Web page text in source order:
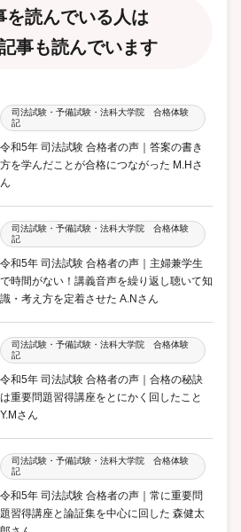
を読んでいる人は
事も読んでいます
司法試験・予備試験・法科大学院 合格体験
記
令和5年 司法試験 合格者の声｜答案の書き
方を学んだことが合格につながった M.Hさ
ん
司法試験・予備試験・法科大学院 合格体験
記
令和5年 司法試験 合格者の声｜主婦兼学生
で時間がない！講義音声を繰り返し聴いて知
識・考え方を定着させた A.Nさん
司法試験・予備試験・法科大学院 合格体験
記
令和5年 司法試験 合格者の声｜合格の秘訣
は重要問題習得講座をとにかく回したこと
Y.Mさん
司法試験・予備試験・法科大学院 合格体験
記
令和5年 司法試験 合格者の声｜常に重要問
題習得講座と論証集を中心に回した 森健太